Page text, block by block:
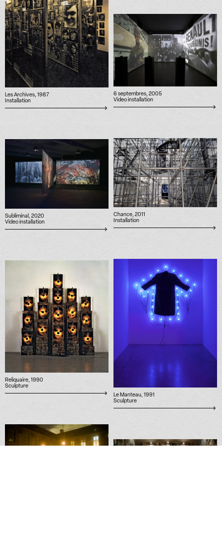
Les Archives, 1987
Installation
Subliminal, 2020
Video installation
Reliquaire, 1990
Sculpture
6 septembres, 2005
Video installation
Chance, 2011
Installation
Le Manteau, 1991
Sculpture